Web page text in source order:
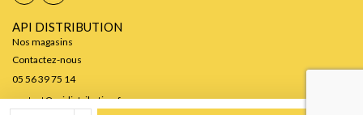
API DISTRIBUTION
Nos magasins
Contactez-nous
05 56 39 75 14
contact@apidistribution.fr